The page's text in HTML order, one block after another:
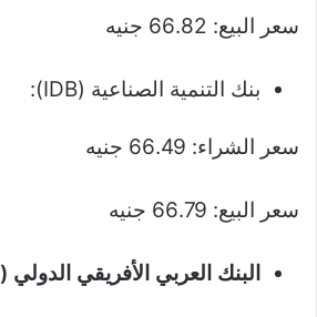
سعر البيع: 66.82 جنيه
بنك التنمية الصناعية (IDB):
سعر الشراء: 66.49 جنيه
سعر البيع: 66.79 جنيه
البنك العربي الأفريقي الدولي (AAIB):